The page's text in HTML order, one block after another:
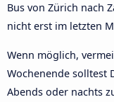
Bus von Zürich nach
nicht erst im letzten
Wenn möglich,
Wochenende solltest
Abends oder nachts